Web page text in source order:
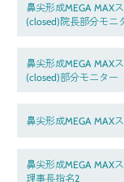
鼻尖形成MEGA MAX
(closed)院長部分モニ
鼻尖形成MEGA MAX
(closed)部分モニター
鼻尖形成MEGA MAX
鼻尖形成MEGA MAX
理事長指名2